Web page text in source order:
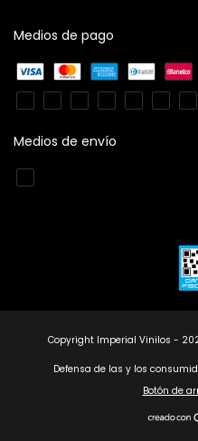
Medios de pago
Medios de envío
Copyright Imperial Vinilos -
Defensa de las y los
Botón de